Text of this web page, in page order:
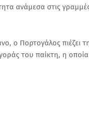
ανάμεσα στις
ο Πορτογάλος πιέζει
του παίκτη, η